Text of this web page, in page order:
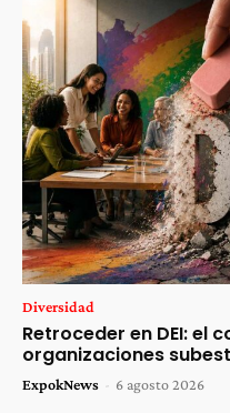
Diversidad
Retroceder en DEI: el
organizaciones
ExpokNews - 6 agosto 2026